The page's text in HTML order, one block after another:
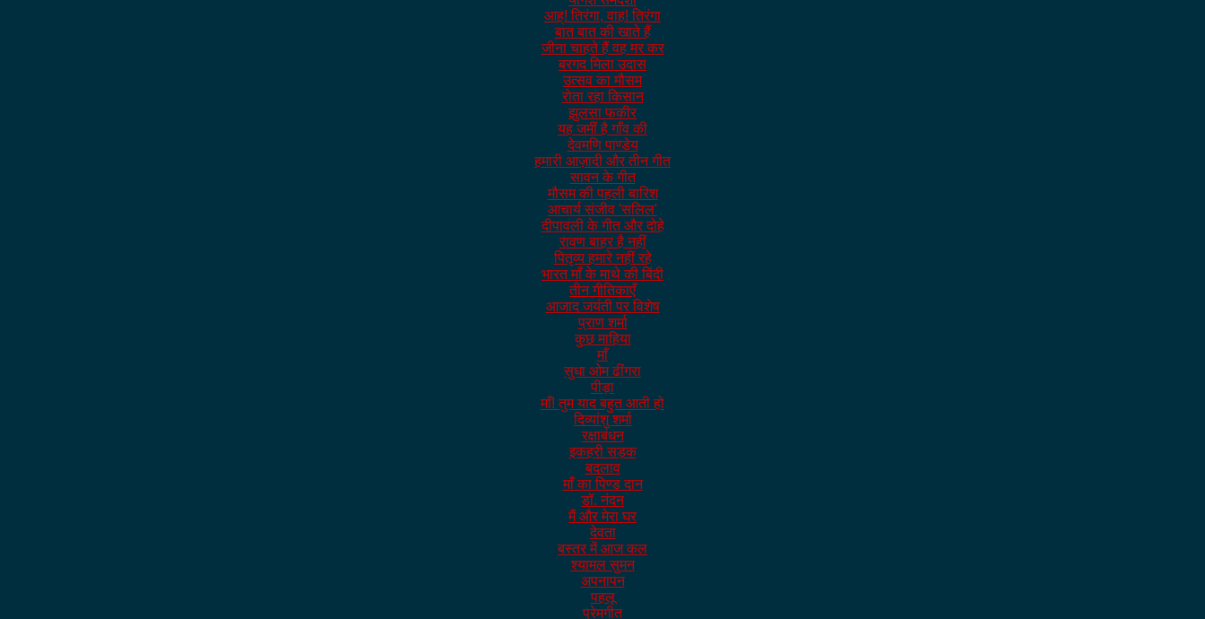
आह्! तिरंगा, वाह! तिरंगा
बात बात की खाते हैं
जीना चाहते हैं वह मर कर
बरगद मिला उदास
उत्सव का मौसम
रोता रहा किसान
झुलसा फकीर
यह जमीं है गाँव की
देवमणि पाण्डेय
हमारी आज़ादी और तीन गीत
सावन के गीत
मौसम की पहली बारिश
आचार्य संजीव 'सलिल'
दीपावली के गीत और दोहे
रावण बाहर है नहीं
पितृव्य हमारे नहीं रहे
भारत माँ के माथे की बिंदी
तीन गीतिकाएँ
आजाद जयंती पर विशेष
प्राण शर्मा
कुछ माहिया
माँ
सुधा ओम ढींगरा
पीड़ा
माँ! तुम याद बहुत आती हो
दिव्यांशु शर्मा
रक्षाबंधन
इकहरी सड़क
बदलाव
माँ का पिण्ड दान
डॉ. नंदन
मैं और मेरा घर
देवता
बस्तर में आज कल
श्यामल सुमन
अपनापन
पहलू
प्रेमगीत